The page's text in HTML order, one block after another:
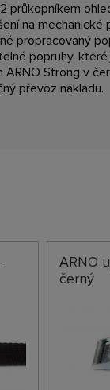
průkopníkem
na mechanické
propracovaný
popruhy,
ARNO Strong v
převoz nákladu.
ARNO
černý